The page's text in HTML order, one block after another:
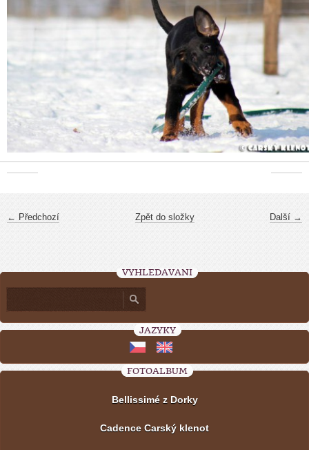
← Předchozí Další →
Zpět do složky
VYHLEDÁVÁNÍ
JAZYKY
FOTOALBUM
Bellissimé z Dorky
Cadence Carský klenot